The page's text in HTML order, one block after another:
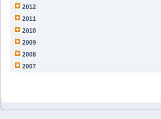
2012
2011
2010
2009
2008
2007